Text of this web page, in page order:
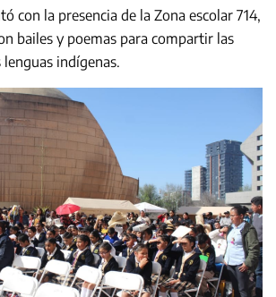
con la presencia de la Zona escolar 714,
bailes y poemas para compartir las
indígenas.